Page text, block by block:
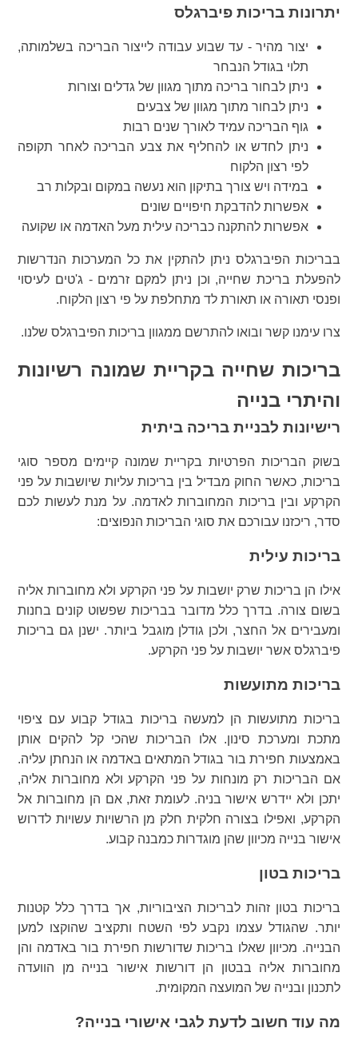
יתרונות בריכות פיברגלס
יצור מהיר - עד שבוע עבודה לייצור הבריכה בשלמותה,
תלוי בגודל הנבחר
ניתן לבחור בריכה מתוך מגוון של גדלים וצורות
ניתן לבחור מתוך מגוון של צבעים
גוף הבריכה עמיד לאורך שנים רבות
ניתן לחדש או להחליף את צבע הבריכה לאחר תקופה
לפי רצון הלקוח
במידה ויש צורך בתיקון הוא נעשה במקום ובקלות רב
אפשרות להדבקת חיפויים שונים
אפשרות להתקנה כבריכה עילית מעל האדמה או שקועה
בבריכות הפיברגלס ניתן להתקין את כל המערכות הנדרשות
להפעלת בריכת שחייה, וכן ניתן למקם זרמים - ג'טים לעיסוי
ופנסי תאורה או תאורת לד מתחלפת על פי רצון הלקוח.
צרו עימנו קשר ובואו להתרשם ממגוון בריכות הפיברגלס שלנו.
בריכות שחייה בקריית שמונה רשיונות
והיתרי בנייה
רישיונות לבניית בריכה ביתית
בשוק הבריכות הפרטיות בקריית שמונה קיימים מספר סוגי
בריכות, כאשר החוק מבדיל בין בריכות עליות שיושבות על פני
הקרקע ובין בריכות המחוברות לאדמה. על מנת לעשות לכם
סדר, ריכזנו עבורכם את סוגי הבריכות הנפוצים:
בריכות עילית
אילו הן בריכות שרק יושבות על פני הקרקע ולא מחוברות אליה
בשום צורה. בדרך כלל מדובר בבריכות שפשוט קונים בחנות
ומעבירים אל החצר, ולכן גודלן מוגבל ביותר. ישנן גם בריכות
פיברגלס אשר יושבות על פני הקרקע.
בריכות מתועשות
בריכות מתועשות הן למעשה בריכות בגודל קבוע עם ציפוי
מתכת ומערכת סינון. אלו הבריכות שהכי קל להקים אותן
באמצעות חפירת בור בגודל המתאים באדמה או הנחתן עליה.
אם הבריכות רק מונחות על פני הקרקע ולא מחוברות אליה,
יתכן ולא יידרש אישור בניה. לעומת זאת, אם הן מחוברות אל
הקרקע, ואפילו בצורה חלקית חלק מן הרשויות עשויות לדרוש
אישור בנייה מכיוון שהן מוגדרות כמבנה קבוע.
בריכות בטון
בריכות בטון זהות לבריכות הציבוריות, אך בדרך כלל קטנות
יותר. שהגודל עצמו נקבע לפי השטח ותקציב שהוקצו למען
הבנייה. מכיוון שאלו בריכות שדורשות חפירת בור באדמה והן
מחוברות אליה בבטון הן דורשות אישור בנייה מן הוועדה
לתכנון ובנייה של המועצה המקומית.
מה עוד חשוב לדעת לגבי אישורי בנייה?